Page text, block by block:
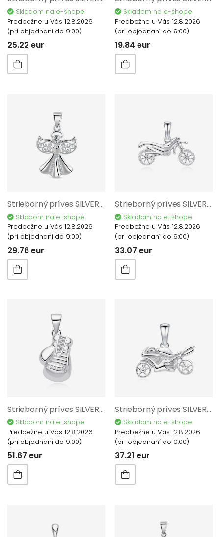
Skladom na e-shope
Predbežne u Vás 12.8.2026
(pri objednaní do 9:00)
25.22 eur
Skladom na e-shope
Predbežne u Vás 12.8.2026
(pri objednaní do 9:00)
19.84 eur
Strieborný príves SILVERO 925/1000 P21605
Skladom na e-shope
Predbežne u Vás 12.8.2026
(pri objednaní do 9:00)
29.76 eur
Strieborný príves SILVERO 925/1000 P112105
Skladom na e-shope
Predbežne u Vás 12.8.2026
(pri objednaní do 9:00)
33.07 eur
Strieborný príves SILVERO 925/1000 P111805
Skladom na e-shope
Predbežne u Vás 12.8.2026
(pri objednaní do 9:00)
51.67 eur
Strieborný príves SILVERO 925/1000 P111505
Skladom na e-shope
Predbežne u Vás 12.8.2026
(pri objednaní do 9:00)
37.21 eur